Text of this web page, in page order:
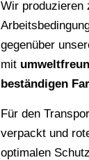
Wir produzieren
gegenüber
mit
beständigen
Für den
verpackt und
optimalen